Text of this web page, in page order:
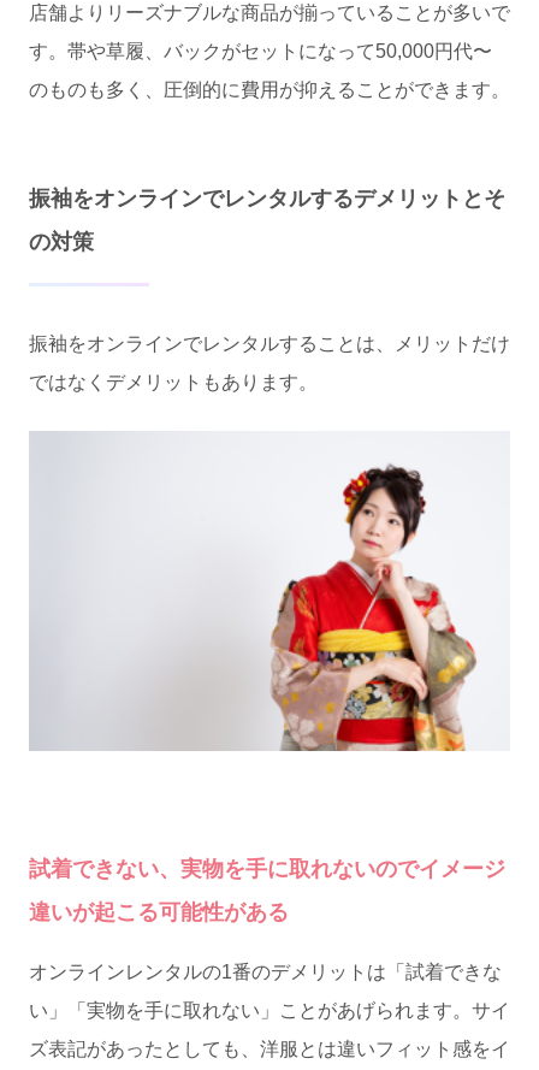
店舗よりリーズナブルな商品が揃っていることが多いで
す。帯や草履、バックがセットになって50,000円代〜
のものも多く、圧倒的に費用が抑えることができます。
振袖をオンラインでレンタルするデメリットとそ
の対策
振袖をオンラインでレンタルすることは、メリットだけ
ではなくデメリットもあります。
試着できない、実物を手に取れないのでイメージ
違いが起こる可能性がある
オンラインレンタルの1番のデメリットは「試着できな
い」「実物を手に取れない」ことがあげられます。サイ
ズ表記があったとしても、洋服とは違いフィット感をイ